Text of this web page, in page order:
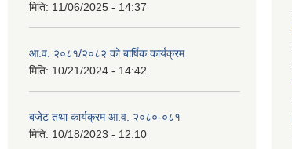
मिति: 11/06/2025 - 14:37
आ.व. २०८१/२०८२ को बार्षिक कार्यक्रम
मिति: 10/21/2024 - 14:42
बजेट तथा कार्यक्रम आ.व. २०८०-०८१
मिति: 10/18/2023 - 12:10